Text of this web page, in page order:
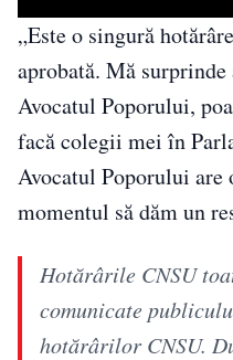
„Este o singură
aprobată. Mă
Avocatul Poporului,
facă colegii mei în
Avocatul Poporului are
momentul să dăm un
Hotărârile CNSU
comunicate
hotărârilor CNSU.